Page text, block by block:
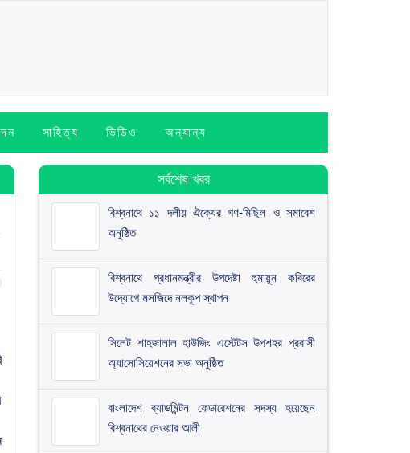
সাহিত্য ভিডিও অন্যান্য
সর্বশেষ খবর
বিশ্বনাথে ১১ দলীয় ঐক্যের গণ-মিছিল ও সমাবেশ
অনুষ্ঠিত
বিশ্বনাথে প্রধানমন্ত্রীর উপদেষ্টা হুমায়ূন কবিরের
উদ্যোগে মসজিদে নলকূপ স্থাপন
সিলেট শাহজালাল হাউজিং এস্টেটস উপশহর প্রবাসী
অ্যাসোসিয়েশনের সভা অনুষ্ঠিত
​বাংলাদেশ ব্যাডমিন্টন ফেডারেশনের সদস্য হয়েছেন
বিশ্বনাথের নেওয়ার আলী